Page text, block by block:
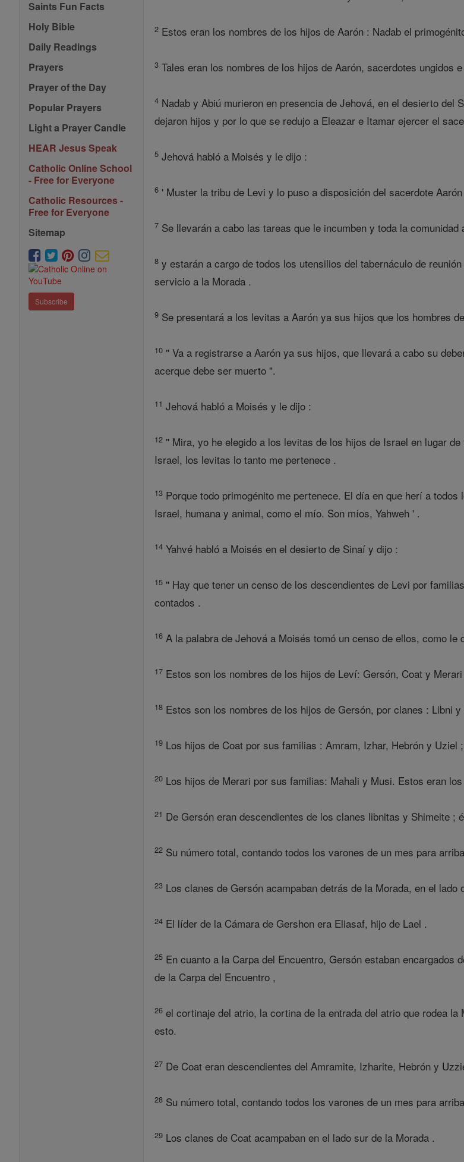
Saints Fun Facts
Holy Bible
Daily Readings
Prayers
Prayer of the Day
Popular Prayers
Light a Prayer Candle
HEAR Jesus Speak
Catholic Online School
- Free for Everyone
Catholic Resources -
Free for Everyone
Sitemap
Subscribe
2 Estos eran los nombres de los hijos de Aarón : Nadab el
3 Tales eran los nombres de los hijos de Aarón, sacerdotes ungidos
4 Nadab y Abiú murieron en presencia de Jehová, en el desierto
dejaron hijos y por lo que se redujo a Eleazar e Itamar ejercer el
5 Jehová habló a Moisés y le dijo :
6 ' Muster la tribu de Levi y lo puso a disposición del sacerdote
7 Se llevarán a cabo las tareas que le incumben y toda la
8 y estarán a cargo de todos los utensilios del tabernáculo de
servicio a la Morada .
9 Se presentará a los levitas a Aarón ya sus hijos que los hombres
10 " Va a registrarse a Aarón ya sus hijos, que llevará a cabo su
acerque debe ser muerto ".
11 Jehová habló a Moisés y le dijo :
12 " Mira, yo he elegido a los levitas de los hijos de Israel en lugar
Israel, los levitas lo tanto me pertenece .
13 Porque todo primogénito me pertenece. El día en que herí a
Israel, humana y animal, como el mío. Son míos, Yahweh ' .
14 Yahvé habló a Moisés en el desierto de Sinaí y dijo :
15 " Hay que tener un censo de los descendientes de Levi por
contados .
16 A la palabra de Jehová a Moisés tomó un censo de ellos, como le
17 Estos son los nombres de los hijos de Leví: Gersón, Coat y
18 Estos son los nombres de los hijos de Gersón, por clanes : Libni y
19 Los hijos de Coat por sus familias : Amram, Izhar, Hebrón y Uziel ;
20 Los hijos de Merari por sus familias: Mahali y Musi. Estos eran
21 De Gersón eran descendientes de los clanes libnitas y Shimeite ;
22 Su número total, contando todos los varones de un mes para
23 Los clanes de Gersón acampaban detrás de la Morada, en el lado
24 El líder de la Cámara de Gershon era Eliasaf, hijo de Lael .
25 En cuanto a la Carpa del Encuentro, Gersón estaban
de la Carpa del Encuentro ,
26 el cortinaje del atrio, la cortina de la entrada del atrio que rodea
esto.
27 De Coat eran descendientes del Amramite, Izharite, Hebrón y
28 Su número total, contando todos los varones de un mes para
29 Los clanes de Coat acampaban en el lado sur de la Morada .